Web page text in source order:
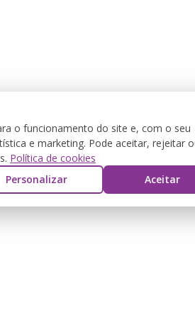
o funcionamento do site e, com o seu
e marketing. Pode aceitar, rejeitar
Política de cookies
Personalizar Aceitar